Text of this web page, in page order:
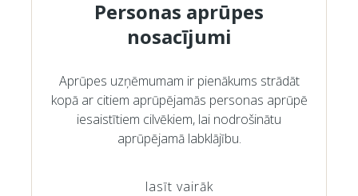
Personas aprūpes
nosacījumi
Aprūpes uzņēmumam ir pienākums strādāt
kopā ar citiem aprūpējamās personas aprūpē
iesaistītiem cilvēkiem, lai nodrošinātu
aprūpējamā labklājību.
lasīt vairāk